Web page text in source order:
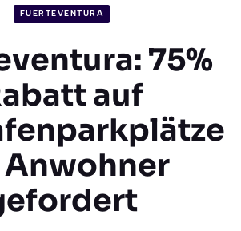
FUERTEVENTURA
75%
auf